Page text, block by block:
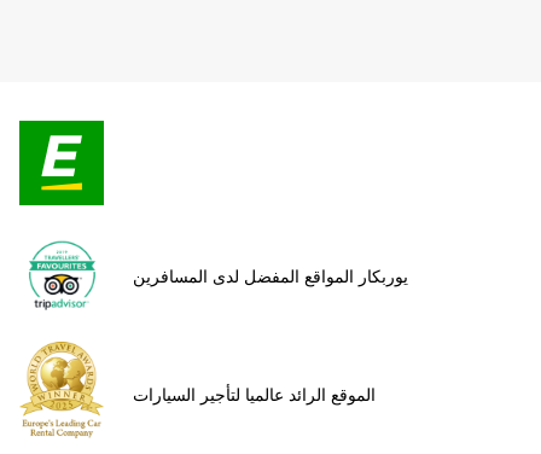
يوربكار المواقع المفضل لدى المسافرين
الموقع الرائد عالميا لتأجير السيارات